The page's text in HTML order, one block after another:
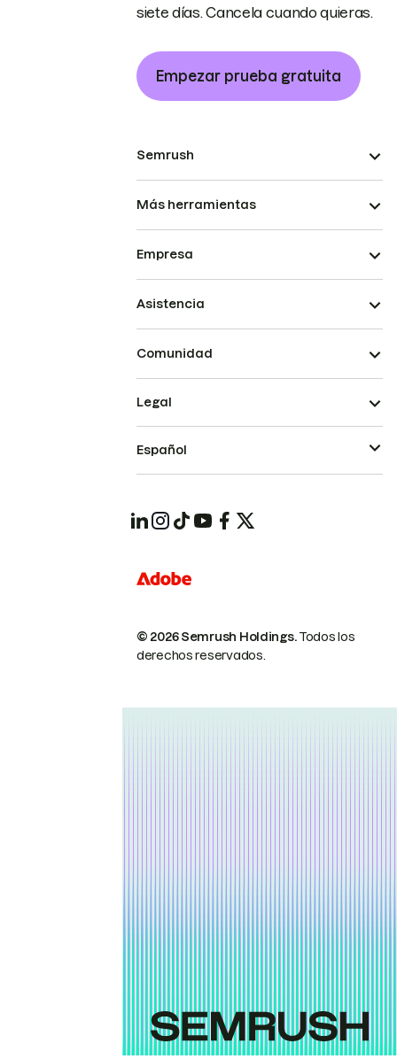
siete días. Cancela cuando quieras.
Empezar prueba gratuita
Semrush
Más herramientas
Empresa
Asistencia
Comunidad
© 2026 Semrush Holdings.Todos los
derechos reservados.
Legal
Español